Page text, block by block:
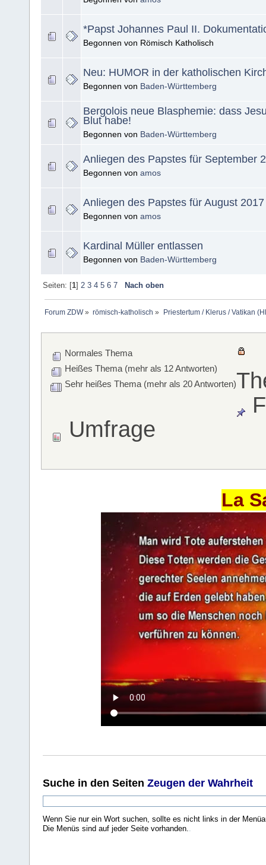
*Papst Johannes Paul II.
Begonnen von Römisch Katholisch
Neu: HUMOR in der katholischen
Begonnen von Baden-Württemberg
Bergolois neue Blasphemie: dass
Blut habe!
Begonnen von Baden-Württemberg
Anliegen des Papstes für September
Begonnen von amos
Anliegen des Papstes für August 2017
Begonnen von amos
Kardinal Müller entlassen
Begonnen von Baden-Württemberg
Seiten: [1] 2 3 4 5 6 7 Nach oben
Forum ZDW» römisch-katholisch » Priestertum / Klerus / Vatikan
Normales Thema
Heißes Thema (mehr als 12 Antworten)
Sehr heißes Thema (mehr als 20 Antworten)
Umfrage
La
Suche in den Seiten Zeugen der Wahrheit
Wenn Sie nur ein Wort suchen, sollte es nicht links in der
Die Menüs sind auf jeder Seite vorhanden..